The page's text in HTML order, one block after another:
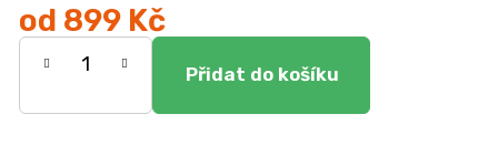
od 899 Kč
Měrná
Kč